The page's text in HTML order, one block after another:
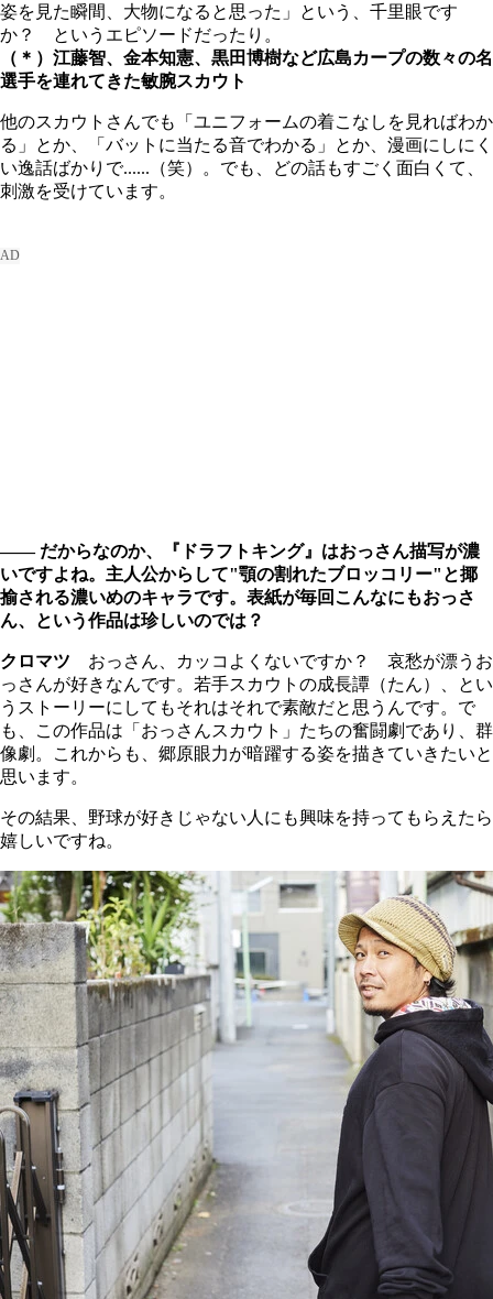
姿を見た瞬間、大物になると思った」という、千里眼です
か？ というエピソードだったり。
（＊）江藤智、金本知憲、黒田博樹など広島カープの数々の名
選手を連れてきた敏腕スカウト
他のスカウトさんでも「ユニフォームの着こなしを見ればわか
る」とか、「バットに当たる音でわかる」とか、漫画にしにく
い逸話ばかりで......（笑）。でも、どの話もすごく面白くて、
刺激を受けています。
―― だからなのか、『ドラフトキング』はおっさん描写が濃
いですよね。主人公からして"顎の割れたブロッコリー"と揶
揄される濃いめのキャラです。表紙が毎回こんなにもおっさ
ん、という作品は珍しいのでは？
クロマツ おっさん、カッコよくないですか？ 哀愁が漂うお
っさんが好きなんです。若手スカウトの成長譚（たん）、とい
うストーリーにしてもそれはそれで素敵だと思うんです。で
も、この作品は「おっさんスカウト」たちの奮闘劇であり、群
像劇。これからも、郷原眼力が暗躍する姿を描きていきたいと
思います。
その結果、野球が好きじゃない人にも興味を持ってもらえたら
嬉しいですね。